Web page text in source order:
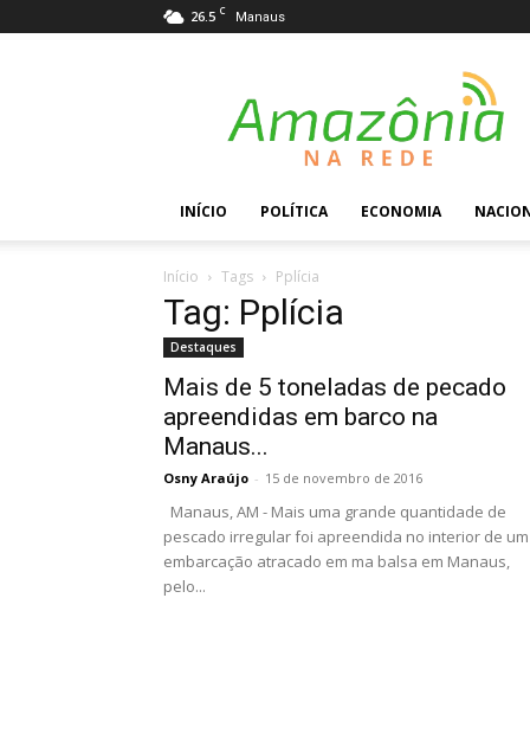
26.5 C Manaus
Rede
INÍCIO POLÍTICA ECONOMIA
Início Tags Pplícia
Tag: Pplícia
Destaques
Mais de 5 toneladas de pecado
apreendidas em barco na
Manaus...
Osny Araújo - 15 de novembro de 2016
Manaus, AM - Mais uma grande quantidade de
pescado irregular foi apreendida no interior de um
embarcação atracado em ma balsa em Manaus,
pelo...